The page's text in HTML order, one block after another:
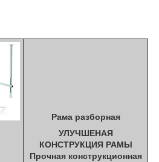
Рама разборная
УЛУЧШЕНАЯ
КОНСТРУКЦИЯ РАМЫ
Прочная конструкционная